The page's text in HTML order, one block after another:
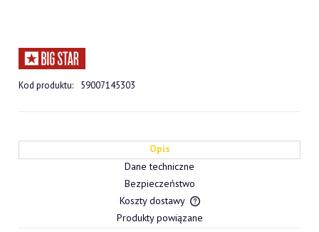
Kod produktu: 59007145303
Opis
Dane techniczne
Bezpieczeństwo
Koszty dostawy
Produkty powiązane